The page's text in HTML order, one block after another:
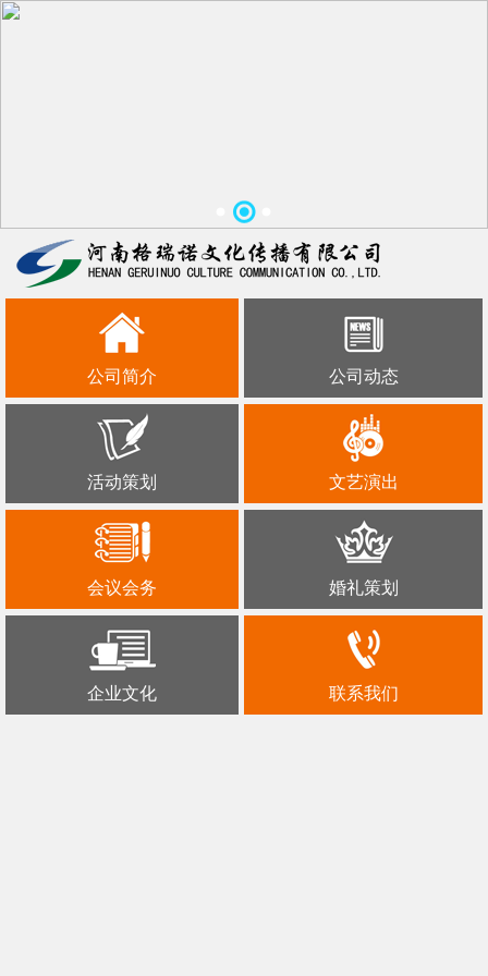
公司简介 公司动态
活动策划 文艺演出
会议会务 婚礼策划
企业文化 联系我们